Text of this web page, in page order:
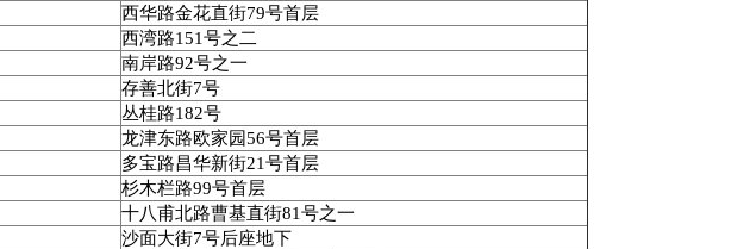
西华路金花直街79号首层
西湾路151号之二
南岸路92号之一
存善北街7号
丛桂路182号
龙津东路欧家园56号首层
多宝路昌华新街21号首层
杉木栏路99号首层
十八甫北路曹基直街81号之一
沙面大街7号后座地下